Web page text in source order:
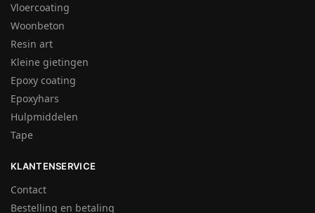
Vloercoating
Woonbeton
Resin art
Kleine gietingen
Epoxy coating
Epoxyhars
Hulpmiddelen
Tape
KLANTENSERVICE
Contact
Bestelling en betaling